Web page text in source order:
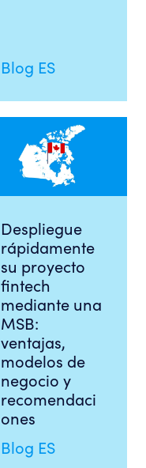
Blog ES
Despliegue
rápidamente
su proyecto
fintech
mediante una
MSB:
ventajas,
modelos de
negocio y
recomendaci
ones
Blog ES